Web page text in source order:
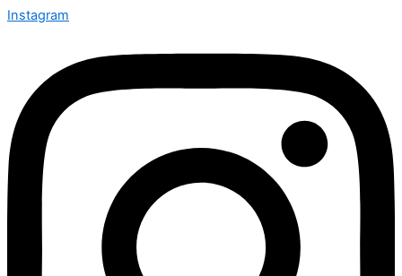
Instagram